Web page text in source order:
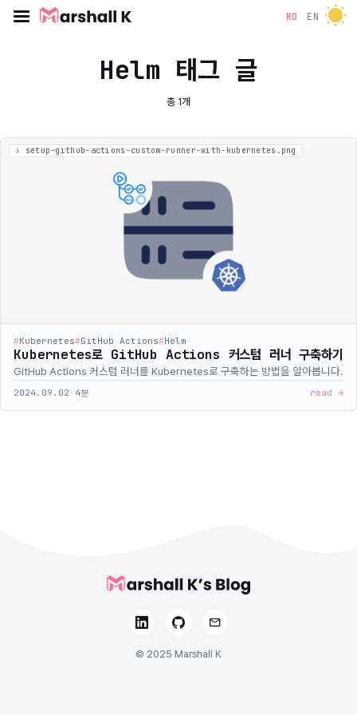
KO EN
Helm 태그 글
총 1개
#Kubernetes#GitHub Actions#Helm
Kubernetes로 GitHub Actions 커스텀 러너 구축하기
GitHub Actions 커스텀 러너를 Kubernetes로 구축하는 방법을 알아봅니다.
2024.09.02 · 4분 read →
© 2025 Marshall K